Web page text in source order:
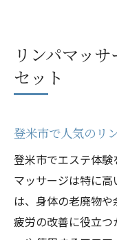
リンパマッ
セット
登米市で人気のリ
登米市でエステ体
マッサージは特に
は、身体の老廃物
疲労の改善に役立つ